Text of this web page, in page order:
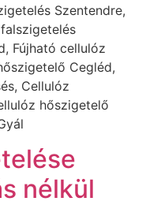
Szentendre,
Fújható cellulóz
Cegléd,
Cellulóz
hőszigetelő
nélkül